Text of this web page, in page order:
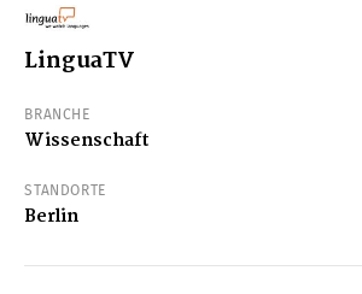
LinguaTV
BRANCHE
Wissenschaft
STANDORTE
Berlin